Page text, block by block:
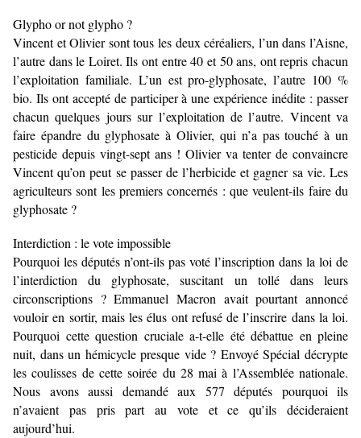
Glypho or not glypho ?
Vincent et Olivier sont tous les deux céréaliers, l’un dans l’Aisne,
l’autre dans le Loiret. Ils ont entre 40 et 50 ans, ont repris chacun
l’exploitation familiale. L’un est pro-glyphosate, l’autre 100 %
bio. Ils ont accepté de participer à une expérience inédite : passer
chacun quelques jours sur l’exploitation de l’autre. Vincent va
faire épandre du glyphosate à Olivier, qui n’a pas touché à un
pesticide depuis vingt-sept ans ! Olivier va tenter de convaincre
Vincent qu’on peut se passer de l’herbicide et gagner sa vie. Les
agriculteurs sont les premiers concernés : que veulent-ils faire du
glyphosate ?
Interdiction : le vote impossible
Pourquoi les députés n’ont-ils pas voté l’inscription dans la loi de
l’interdiction du glyphosate, suscitant un tollé dans leurs
circonscriptions ? Emmanuel Macron avait pourtant annoncé
vouloir en sortir, mais les élus ont refusé de l’inscrire dans la loi.
Pourquoi cette question cruciale a-t-elle été débattue en pleine
nuit, dans un hémicycle presque vide ? Envoyé Spécial décrypte
les coulisses de cette soirée du 28 mai à l’Assemblée nationale.
Nous avons aussi demandé aux 577 députés pourquoi ils
n’avaient pas pris part au vote et ce qu’ils décideraient
aujourd’hui.